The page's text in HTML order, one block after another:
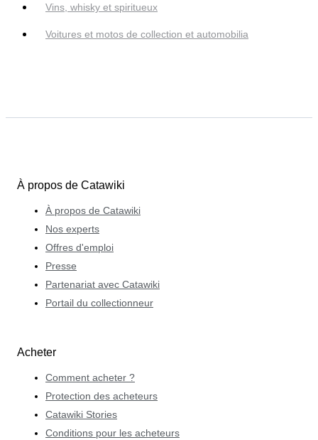
Vins, whisky et spiritueux
Voitures et motos de collection et automobilia
À propos de Catawiki
À propos de Catawiki
Nos experts
Offres d'emploi
Presse
Partenariat avec Catawiki
Portail du collectionneur
Acheter
Comment acheter ?
Protection des acheteurs
Catawiki Stories
Conditions pour les acheteurs